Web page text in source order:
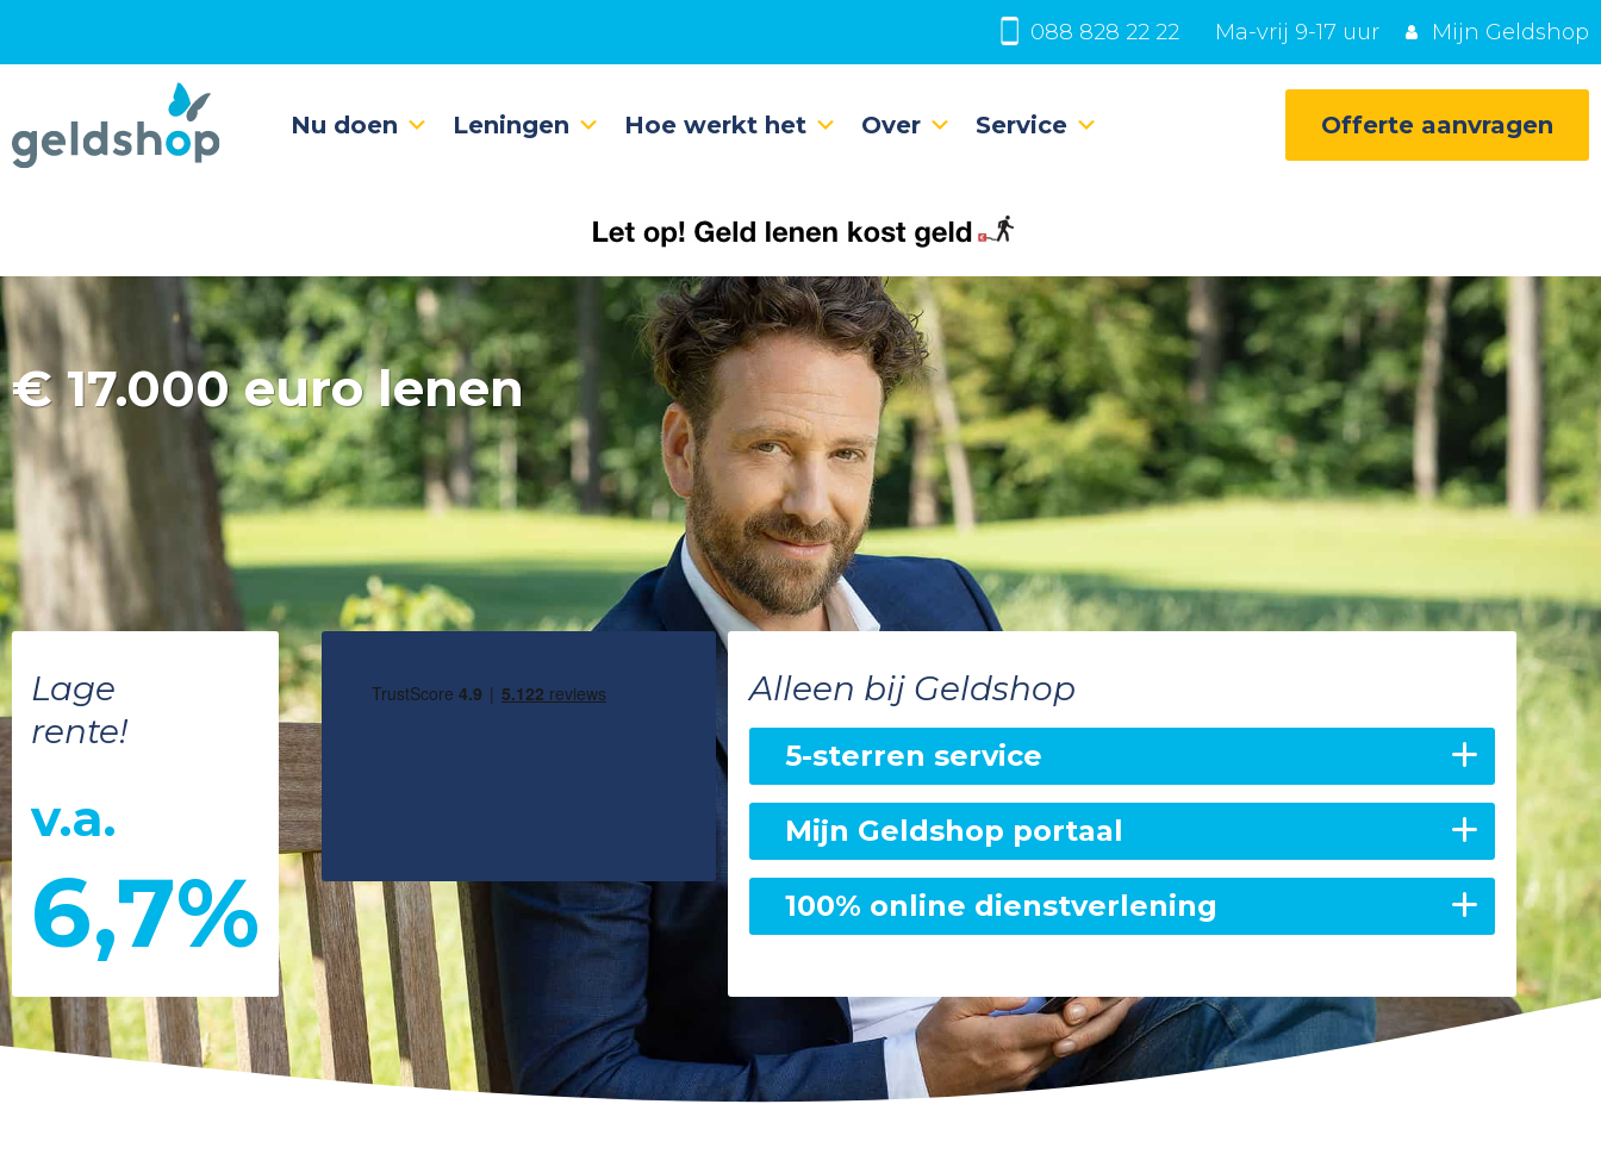
088 828 22 22 Ma-vrij 9-17 uur Mijn Geldshop
Nu doen Leningen Hoe werkt het Over Service Offerte aanvragen
€17.000 euro lenen
Lage
rente!
v.a.
6,7%
Alleen bij Geldshop
5-sterren service
Mijn Geldshop portaal
100% online dienstverlening